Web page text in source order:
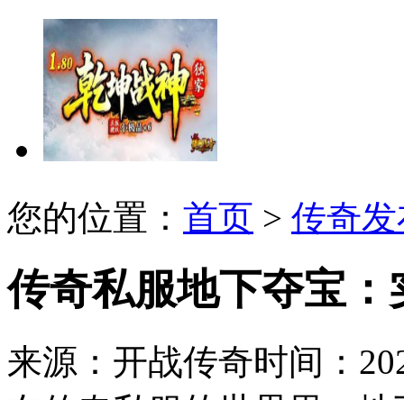
您的位置： 首页 > 传奇
传奇私服地下夺宝
来源：开战传奇时间：